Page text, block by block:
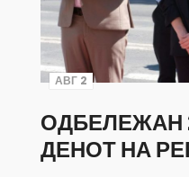
АВГ 2
ОДБЕЛЕЖАН
ДЕНОТ НА